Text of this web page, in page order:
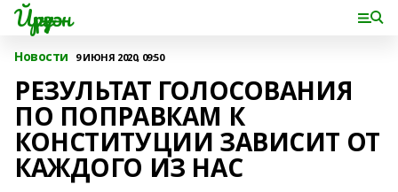
Йүрүҙән
Новости 9 ИЮНЯ 2020, 09:50
РЕЗУЛЬТАТ ГОЛОСОВАНИЯ
ПО ПОПРАВКАМ К
КОНСТИТУЦИИ ЗАВИСИТ ОТ
КАЖДОГО ИЗ НАС